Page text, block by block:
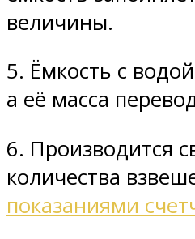
величины.
5. Ёмкость с
а её масса
6. Производится
количества
показаниями